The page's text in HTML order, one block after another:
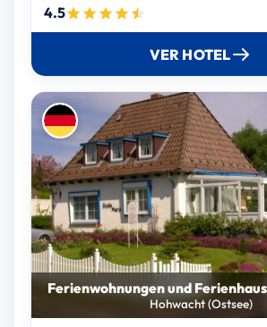
4.5
VER HOTEL
Ferienwohnungen und
Hohwacht (Ostsee)